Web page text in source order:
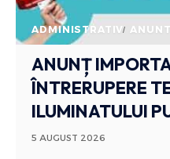
ADMINISTRATIV
ANUNȚ
ÎNTRERUPERE
ILUMINATULUI
5 AUGUST 2026